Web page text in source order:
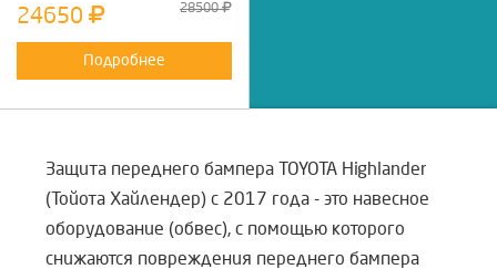
24650 28500
Подробнее
Защита переднего бампера TOYOTA Highlander
(Тойота Хайлендер) с 2017 года - это навесное
оборудование (обвес), с помощью которого
снижаются повреждения переднего бампера